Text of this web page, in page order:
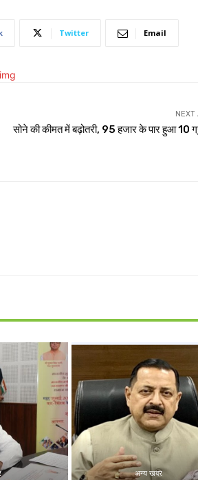
Twitter Email
NEXT
सोने की कीमत में बढ़ोतरी, 95 हजार के पार हुआ 10
अन्य खबर